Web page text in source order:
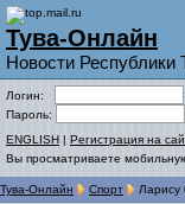
Тува-Онлайн
Новости Республики
Логин:
Пароль:
ENGLISH | Регистрация на
Вы просматриваете
Тува-Онлайн Спорт Ларису